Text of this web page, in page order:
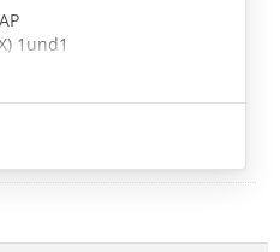
1und1
Windows Defender
Externe Software)
Sende-Problemen) n/a